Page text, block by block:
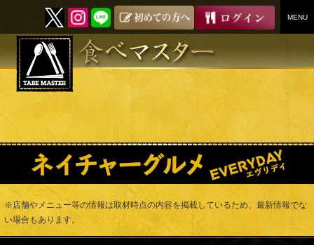
MENU
SKIP
※店舗やメニュー等の情報は取材時点の内容を掲載しているため、最新情報でな
い場合もあります。